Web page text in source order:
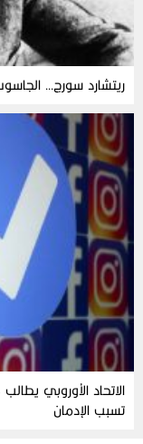
ريتشارد سورج…
الاتحاد الأوروبي
تسبب الإدمان